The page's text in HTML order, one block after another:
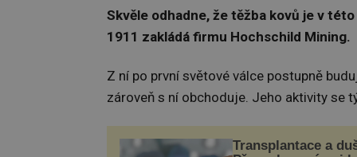
Skvěle odhadne, že těžba kovů je v
1911 zakládá firmu Hochschild Mining.
Z ní po první světové válce postupně
zároveň s ní obchoduje. Jeho aktivity se
Transplantace a